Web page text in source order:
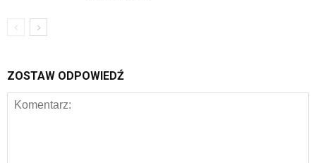
ZOSTAW ODPOWIEDŹ